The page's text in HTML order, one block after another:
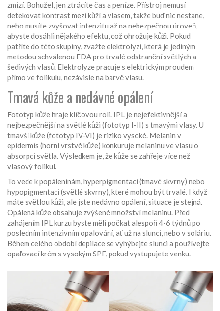
zmizí. Bohužel, jen ztrácíte čas a peníze. Přístroj nemusí
detekovat kontrast mezi kůží a vlasem, takže buď nic nestane,
nebo musíte zvyšovat intenzitu až na nebezpečnou úroveň,
abyste dosáhli nějakého efektu, což ohrožuje kůži. Pokud
patříte do této skupiny, zvažte elektrolyzi, která je jediným
metodou schválenou FDA pro trvalé odstranění světlých a
šedivých vlasů. Elektrolyze pracuje s elektrickým proudem
přímo ve folikulu, nezávisle na barvě vlasu.
Tmavá kůže a nedávné opálení
Fototyp kůže hraje klíčovou roli. IPL je nejefektivnější a
nejbezpečnější na světlé kůži (fototyp I-II) s tmavými vlasy. U
tmavší kůže (fototyp IV-VI) je riziko vysoké. Melanin v
epidermis (horní vrstvě kůže) konkuruje melaninu ve vlasu o
absorpci světla. Výsledkem je, že kůže se zahřeje více než
vlasový folikul.
To vede k popáleninám, hyperpigmentaci (tmavé skvrny) nebo
hypopigmentaci (světlé skvrny), které mohou být trvalé. I když
máte světlou kůži, ale jste nedávno opálení, situace je stejná.
Opálená kůže obsahuje zvýšené množství melaninu. Před
zahájením IPL kurzu byste měli počkat alespoň 4-6 týdnů po
posledním intenzivním opalování, ať už na slunci, nebo v soláriu.
Během celého období depilace se vyhýbejte slunci a používejte
opaľovací krém s vysokým SPF, pokud vystupujete venku.